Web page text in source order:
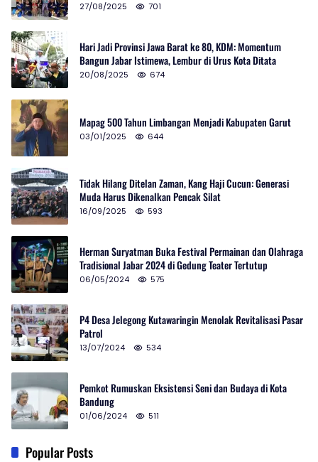
27/08/2025 701
Hari Jadi Provinsi Jawa Barat ke 80, KDM: Momentum
Bangun Jabar Istimewa, Lembur di Urus Kota Ditata
20/08/2025 674
Mapag 500 Tahun Limbangan Menjadi Kabupaten Garut
03/01/2025 644
Tidak Hilang Ditelan Zaman, Kang Haji Cucun: Generasi
Muda Harus Dikenalkan Pencak Silat
16/09/2025 593
Herman Suryatman Buka Festival Permainan dan Olahraga
Tradisional Jabar 2024 di Gedung Teater Tertutup
06/05/2024 575
P4 Desa Jelegong Kutawaringin Menolak Revitalisasi Pasar
Patrol
13/07/2024 534
Pemkot Rumuskan Eksistensi Seni dan Budaya di Kota
Bandung
01/06/2024 511
Popular Posts